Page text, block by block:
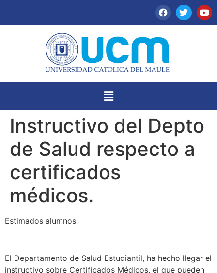
Instructivo del Depto
de Salud respecto a
certificados
médicos.
Estimados alumnos.
El Departamento de Salud Estudiantil, ha hecho llegar el
instructivo sobre Certificados Médicos, el que pueden